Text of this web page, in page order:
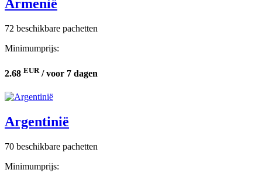
Armenië
72 beschikbare pachetten
Minimumprijs:
2.68 EUR/ voor 7 dagen
Argentinië
70 beschikbare pachetten
Minimumprijs: